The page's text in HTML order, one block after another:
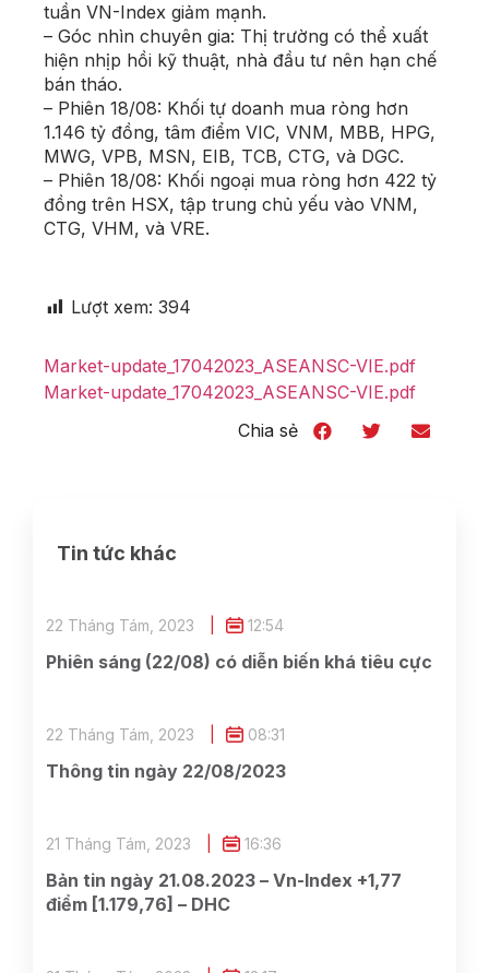
tuần VN-Index giảm mạnh.
– Góc nhìn chuyên gia: Thị trường có thể xuất
hiện nhịp hồi kỹ thuật, nhà đầu tư nên hạn chế
bán tháo.
– Phiên 18/08: Khối tự doanh mua ròng hơn
1.146 tỷ đồng, tâm điểm VIC, VNM, MBB, HPG,
MWG, VPB, MSN, EIB, TCB, CTG, và DGC.
– Phiên 18/08: Khối ngoại mua ròng hơn 422 tỷ
đồng trên HSX, tập trung chủ yếu vào VNM,
CTG, VHM, và VRE.
Lượt xem: 394
Market-update_17042023_ASEANSC-VIE.pdf
Market-update_17042023_ASEANSC-VIE.pdf
Chia sẻ
Tin tức khác
Phiên sáng (22/08) có diễn biến khá tiêu cực
22 Tháng Tám, 2023 12:54
Thông tin ngày 22/08/2023
22 Tháng Tám, 2023 08:31
Bản tin ngày 21.08.2023 – Vn-Index +1,77
điểm [1.179,76] – DHC
21 Tháng Tám, 2023 16:36